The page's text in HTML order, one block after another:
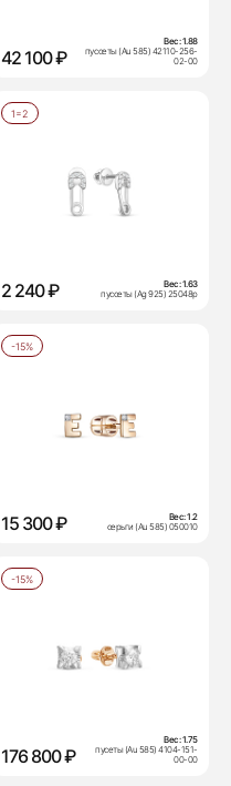
42 100 ₽
Вес:1.88
пуссеты (Au 585) 42110-256-
02-00
1=2
2 240 ₽ Вес:1.63
пуссеты (Ag 925) 25048р
-15%
15 300 ₽ Вес:1.2
серьги (Au 585) 050010
-15%
176 800 ₽
Вес:1.75
пусеты (Au 585) 4104-151-
00-00